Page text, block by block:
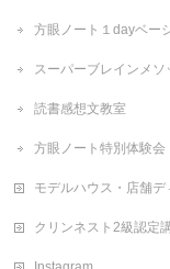
方眼ノート１dayベー
スーパーブレインメ
読書感想文教室
方眼ノート特別体験会
モデルハウス・店舗
クリンネスト2級認定